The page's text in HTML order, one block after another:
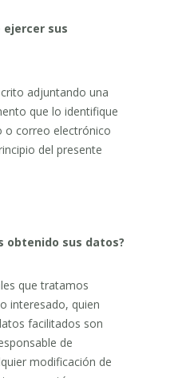
ejercer sus
adjuntando una
que lo identifique
o correo electrónico
del presente
obtenido sus datos?
que tratamos
interesado, quien
facilitados son
de
modificación de